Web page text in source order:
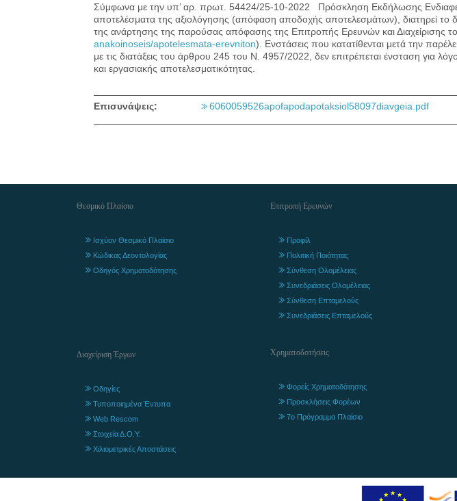
Σύμφωνα με την υπ’ αρ. πρωτ. 54424/25-10-2022 Πρόσκληση Εκδήλωσης
αποτελέσματα της αξιολόγησης (απόφαση αποδοχής αποτελεσμάτων), διατηρεί
της ανάρτησης της παρούσας απόφασης της Επιτροπής Ερευνών και Διαχείρισης
anakoinoseis/apotelesmata-erevniton). Ενστάσεις που κατατίθενται μετά την
με τις διατάξεις του άρθρου 245 του Ν. 4957/2022, δεν επιτρέπεται ένσταση για
και εργασιακής αποτελεσματικότητας.
Επισυνάψεις: 6060059526apofapodapotaksiol58097diavgeia.pdf
Θεσμικό Πλαίσιο
Ισχύον Θεσμικό Πλαίσιο
Κώδικας Δεοντολογίας
Οδηγός Χρηματοδότησης
Διαχείριση Έργων
Οδηγίες
Τυποποιημένα Έντυπα
Web Rescom
Στοιχεία Δ.Ο.Υ.
Χιλιομετρικές Αποστάσεις
Επιτροπή Ερευνών
Προφίλ
Πολιτική Ποιότητας
Σύνθεση Ολομέλειας
Συνεδριάσεις Ολομέλειας
Σύνθεση Επταμελούς
Συνεδριάσεις Επταμελούς
Χρηματοδοτήσεις
Φορείς Χρηματοδότησης
Προσκλήσεις Φορέων
7ο Πρόγραμμα Πλαίσιο